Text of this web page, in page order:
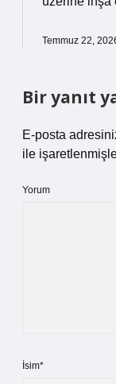
Temmuz 22,
Bir yanıt
E-posta
ile
Yorum
İsim*